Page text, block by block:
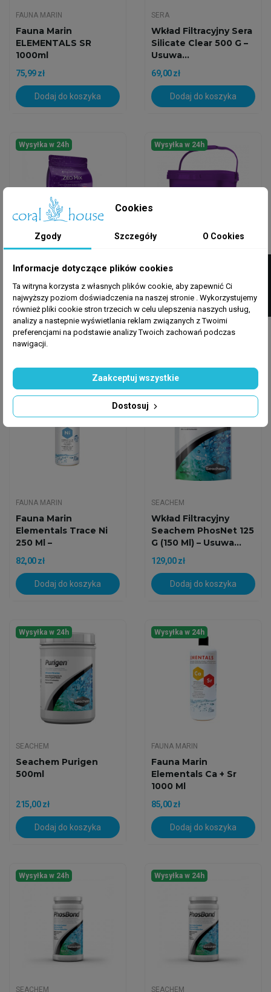
FAUNA MARIN
Fauna Marin
ELEMENTALS SR
1000ml
75,99 zł
Dodaj do koszyka
SERA
Wkład Filtracyjny Sera
Silicate Clear 500 G –
Usuwa...
69,00 zł
Dodaj do koszyka
Wysyłka w 24h
Aquaforest Zeo Mix
1000ml
41,63 zł 32,89 zł -21%
Dodaj do koszyka
Wysyłka w 24h
Aquaforest Zeo Mix
5000ml
165,51 zł 130,75 zł -21%
Wysyłka w 24h
FAUNA MARIN
Fauna Marin
Elementals Trace Ni
250 Ml –
Skoncentrowany...
82,00 zł
Dodaj do koszyka
Wysyłka w 24h
SEACHEM
Wkład Filtracyjny
Seachem PhosNet 125
G (150 Ml) – Usuwa...
129,00 zł
Dodaj do koszyka
Wysyłka w 24h
SEACHEM
Seachem Purigen
500ml
215,00 zł
Dodaj do koszyka
Wysyłka w 24h
FAUNA MARIN
Fauna Marin
Elementals Ca + Sr
1000 Ml
Skoncentrowany...
85,00 zł
Dodaj do koszyka
Wysyłka w 24h
SEACHEM
Wysyłka w 24h
SEACHEM
Cookies
Zgody Szczegóły O Cookies
Informacje dotyczące plików cookies
Ta witryna korzysta z własnych plików cookie, aby zapewnić Ci
najwyższy poziom doświadczenia na naszej stronie . Wykorzystujemy
również pliki cookie stron trzecich w celu ulepszenia naszych usług,
analizy a nastepnie wyświetlania reklam związanych z Twoimi
preferencjami na podstawie analizy Twoich zachowań podczas
nawigacji.
Dostosuj
Zaakceptuj wszystkie